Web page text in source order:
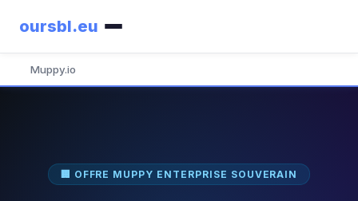
oursbl.eu
Muppy.io
🏢 OFFRE MUPPY ENTERPRISE SOUVERAIN